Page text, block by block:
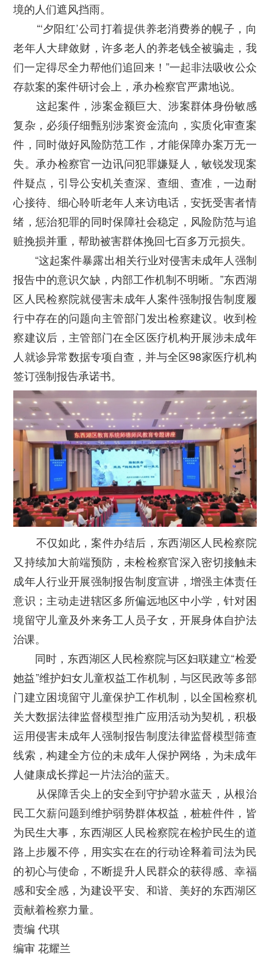
境的人们遮风挡雨。
“‘夕阳红’公司打着提供养老消费券的幌子，向
老年人大肆敛财，许多老人的养老钱全被骗走，我
们一定得尽全力帮他们追回来！”一起非法吸收公众
存款案的案件研讨会上，承办检察官严肃地说。
这起案件，涉案金额巨大、涉案群体身份敏感
复杂，必须仔细甄别涉案资金流向，实质化审查案
件，同时做好风险防范工作，才能保障办案万无一
失。承办检察官一边讯问犯罪嫌疑人，敏锐发现案
件疑点，引导公安机关查深、查细、查准，一边耐
心接待、细心聆听老年人来访电话，安抚受害者情
绪，惩治犯罪的同时保障社会稳定，风险防范与追
赃挽损并重，帮助被害群体挽回七百多万元损失。
“这起案件暴露出相关行业对侵害未成年人强制
报告中的意识欠缺，内部工作机制不明晰。”东西湖
区人民检察院就侵害未成年人案件强制报告制度履
行中存在的问题向主管部门发出检察建议。收到检
察建议后，主管部门在全区医疗机构开展涉未成年
人就诊异常数据专项自查，并与全区98家医疗机构
签订强制报告承诺书。
不仅如此，案件办结后，东西湖区人民检察院
又持续加大前端预防，未检检察官深入密切接触未
成年人行业开展强制报告制度宣讲，增强主体责任
意识；主动走进辖区多所偏远地区中小学，针对困
境留守儿童及外来务工人员子女，开展身体自护法
治课。
同时，东西湖区人民检察院与区妇联建立“检爱
她益”维护妇女儿童权益工作机制，与区民政等多部
门建立困境留守儿童保护工作机制，以全国检察机
关大数据法律监督模型推广应用活动为契机，积极
运用侵害未成年人强制报告制度法律监督模型筛查
线索，构建全方位的未成年人保护网络，为未成年
人健康成长撑起一片法治的蓝天。
从保障舌尖上的安全到守护碧水蓝天，从根治
民工欠薪问题到维护弱势群体权益，桩桩件件，皆
为民生大事，东西湖区人民检察院在检护民生的道
路上步履不停，用实实在在的行动诠释着司法为民
的初心与使命，不断提升人民群众的获得感、幸福
感和安全感，为建设平安、和谐、美好的东西湖区
贡献着检察力量。
责编 代琪
编审 花耀兰